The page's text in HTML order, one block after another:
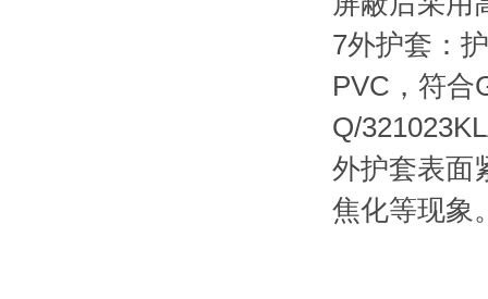
7外护套：
PVC，符合
Q/
外护套表面
焦化等现象